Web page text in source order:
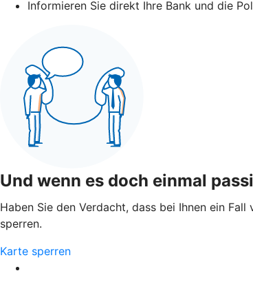
Informieren Sie direkt Ihre Bank und die
Und wenn es doch einmal
Haben Sie den Verdacht, dass bei Ihnen ein
sperren.
Karte sperren